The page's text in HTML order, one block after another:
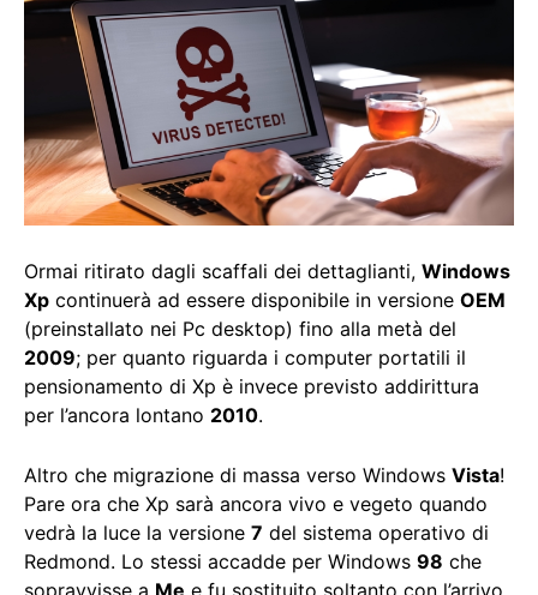
Ormai ritirato dagli scaffali dei dettaglianti, Windows
Xp continuerà ad essere disponibile in versione OEM
(preinstallato nei Pc desktop) fino alla metà del
2009; per quanto riguarda i computer portatili il
pensionamento di Xp è invece previsto addirittura
per l’ancora lontano 2010.
Altro che migrazione di massa verso Windows Vista!
Pare ora che Xp sarà ancora vivo e vegeto quando
vedrà la luce la versione 7 del sistema operativo di
Redmond. Lo stessi accadde per Windows 98 che